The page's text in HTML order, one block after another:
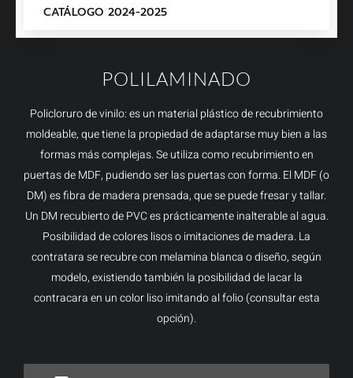
CATÁLOGO 2024-2025
POLILAMINADO
Policloruro de vinilo: es un material plástico de recubrimiento
moldeable, que tiene la propiedad de adaptarse muy bien a las
formas más complejas. Se utiliza como recubrimiento en
puertas de MDF, pudiendo ser las puertas con forma. El MDF (o
DM) es fibra de madera prensada, que se puede fresar y tallar.
Un DM recubierto de PVC es prácticamente inalterable al agua.
Posibilidad de colores lisos o imitaciones de madera. La
contratara se recubre con melamina blanca o diseño, según
modelo, existiendo también la posibilidad de lacar la
contracara en un color liso imitando al folio (consultar esta
opción).